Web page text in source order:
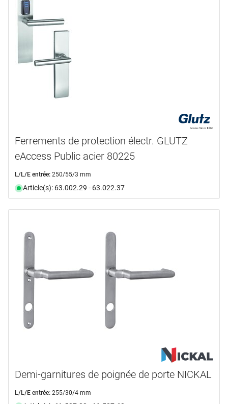
Ferrements de protection électr. GLUTZ
eAccess Public acier 80225
L/L/E entrée: 250/55/3 mm
Article(s): 63.002.29 - 63.022.37
Demi-garnitures de poignée de porte NICKAL
L/L/E entrée: 255/30/4 mm